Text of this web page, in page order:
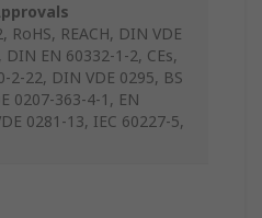
RoHS, REACH, DIN VDE
DIN EN 60332‐1‐2, CEs,
DIN VDE 0295, BS
0207‐363‐4‐1, EN
0281‐13, IEC 60227‐5,